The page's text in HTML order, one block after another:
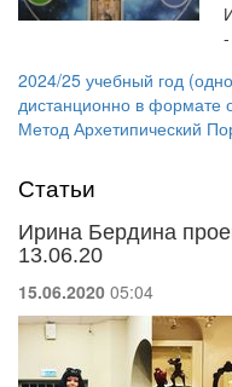
2024/25 учебный год
дистанционно в формате
Метод Архетипический
Статьи
Ирина Бердина
13.06.20
15.06.2020 05:04